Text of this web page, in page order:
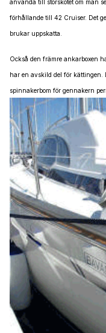
använda till storskotet om man
förhållande till 42 Cruiser. Det
brukar uppskatta.
Också den främre ankarboxen
har en avskild del för kättingen.
spinnakerbom för gennakern